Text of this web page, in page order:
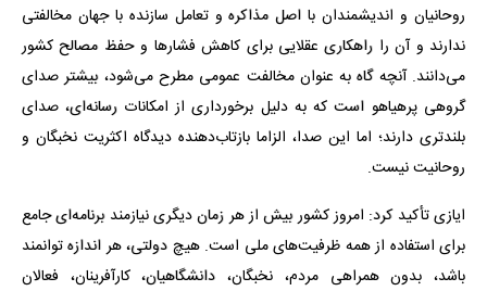
روحانیان و اندیشمندان با اصل مذاکره و تعامل سازنده با جهان مخالفتی
ندارند و آن را راهکاری عقلایی برای کاهش فشارها و حفظ مصالح کشور
می‌دانند. آنچه گاه به عنوان مخالفت عمومی مطرح می‌شود، بیشتر صدای
گروهی پرهیاهو است که به دلیل برخورداری از امکانات رسانه‌ای، صدای
بلندتری دارند؛ اما این صدا، الزاما بازتاب‌دهنده دیدگاه اکثریت نخبگان و
روحانیت نیست.
ایازی تأکید کرد: امروز کشور بیش از هر زمان دیگری نیازمند برنامه‌ای جامع
برای استفاده از همه ظرفیت‌های ملی است. هیچ دولتی، هر اندازه توانمند
باشد، بدون همراهی مردم، نخبگان، دانشگاهیان، کارآفرینان، فعالان